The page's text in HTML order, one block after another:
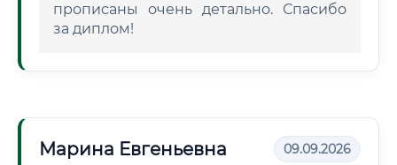
прописаны очень детально. Спасибо
за диплом!
Марина Евгеньевна 09.09.2026